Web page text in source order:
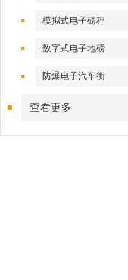
模拟式电子磅秤
数字式电子地磅
防爆电子汽车衡
查看更多